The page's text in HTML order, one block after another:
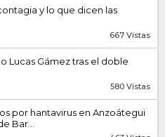
y lo que dicen las
667 Vistas
Lucas Gámez tras el doble
580 Vistas
por hantavirus en Anzoátegui
Bar...